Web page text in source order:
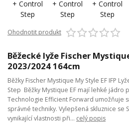
Ohodnotit produkt
Běžecké lyže Fischer
2023/2024 164cm
Běžky Fischer Mystique My Style EF IFP
Step Běžky Mystique EF mají lehké jádro
Technologie Efficient Forward umožňuje
správné techniky. Vylepšená skluznice se
vynikající vlastnosti při... celý popis